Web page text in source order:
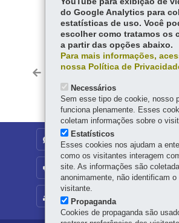
COMPARTILHE:
Fa
ce
bo
Tw
MAPA DO SITE
DENUNCIE CORRUPÇÃO
OUVIDORIA
do Google Analytics para
estatísticas de uso. Você
escolher como tratamos os
a partir das opções abaixo.
Para mais informações,
nossa Política de
Necessários
Sem esse tipo de cookie, nosso
funciona plenamente. Esses
coletam informações sobre o
Estatísticos
Esses cookies nos ajudam a
como os visitantes interagem
site. As informações são
anonimamente, não identificam o
visitante.
Propaganda
Cookies de propaganda são